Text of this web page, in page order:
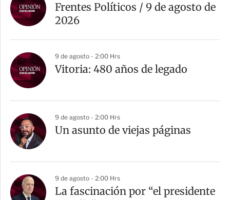
Frentes Políticos / 9 de agosto de
2026
9 de agosto - 2:00 Hrs
Vitoria: 480 años de legado
9 de agosto - 2:00 Hrs
Un asunto de viejas páginas
9 de agosto - 2:00 Hrs
La fascinación por “el presidente